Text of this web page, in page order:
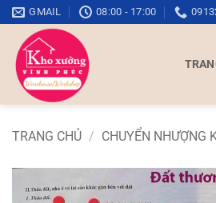
Bỏ
qua
dung
GMAIL 08:00 - 17:00
TRANG CHỦ / CHUYỂN NHƯỢNG